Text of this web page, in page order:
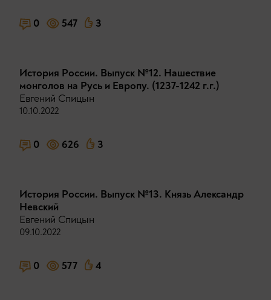
0 547 3
История России. Выпуск №12. Нашествие
монголов на Русь и Европу. (1237-1242 г.г.)
Евгений Спицын
10.10.2022
0 626 3
История России. Выпуск №13. Князь Александр
Невский
Евгений Спицын
09.10.2022
0 577 4